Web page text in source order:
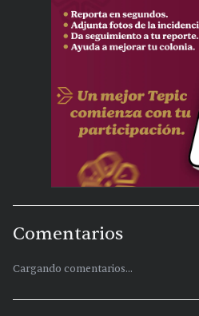
Comentarios
Cargando comentarios...